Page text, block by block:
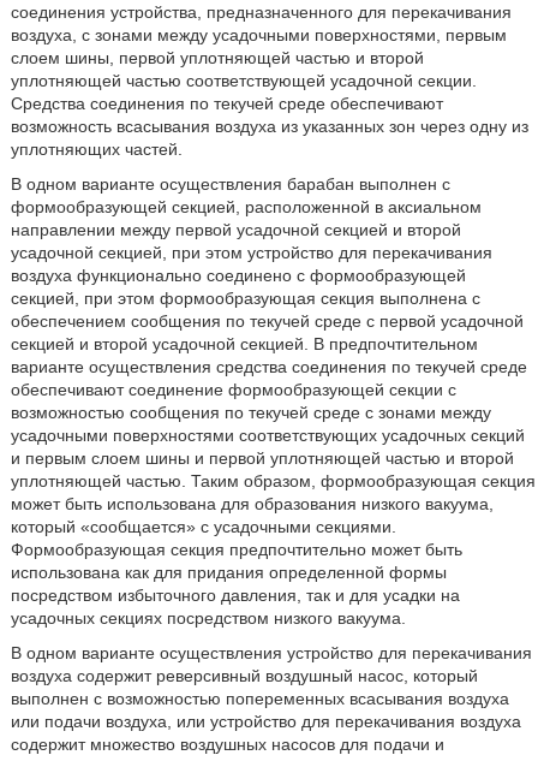
соединения устройства, предназначенного для перекачивания
воздуха, с зонами между усадочными поверхностями, первым
слоем шины, первой уплотняющей частью и второй
уплотняющей частью соответствующей усадочной секции.
Средства соединения по текучей среде обеспечивают
возможность всасывания воздуха из указанных зон через одну из
уплотняющих частей.
В одном варианте осуществления барабан выполнен с
формообразующей секцией, расположенной в аксиальном
направлении между первой усадочной секцией и второй
усадочной секцией, при этом устройство для перекачивания
воздуха функционально соединено с формообразующей
секцией, при этом формообразующая секция выполнена с
обеспечением сообщения по текучей среде с первой усадочной
секцией и второй усадочной секцией. В предпочтительном
варианте осуществления средства соединения по текучей среде
обеспечивают соединение формообразующей секции с
возможностью сообщения по текучей среде с зонами между
усадочными поверхностями соответствующих усадочных секций
и первым слоем шины и первой уплотняющей частью и второй
уплотняющей частью. Таким образом, формообразующая секция
может быть использована для образования низкого вакуума,
который «сообщается» с усадочными секциями.
Формообразующая секция предпочтительно может быть
использована как для придания определенной формы
посредством избыточного давления, так и для усадки на
усадочных секциях посредством низкого вакуума.
В одном варианте осуществления устройство для перекачивания
воздуха содержит реверсивный воздушный насос, который
выполнен с возможностью попеременных всасывания воздуха
или подачи воздуха, или устройство для перекачивания воздуха
содержит множество воздушных насосов для подачи и